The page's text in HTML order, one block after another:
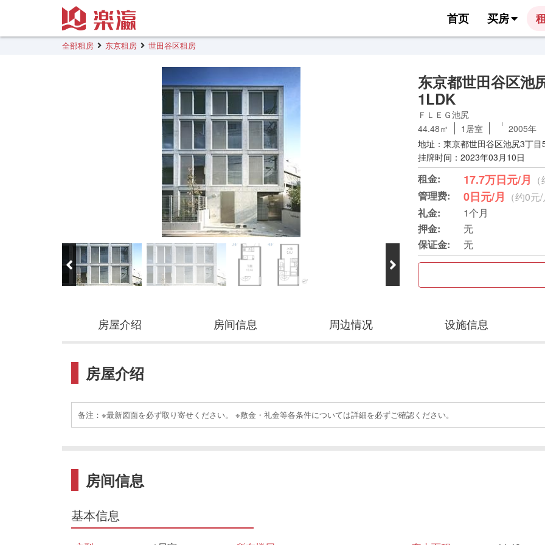
首页 买房
全部租房 东京租房 世田谷区租房
东京都世田谷区池
1LDK
ＦＬＥＧ池尻
44.48㎡
1居室
2005年
地址：東京都世田谷区池尻3丁目
挂牌时间：2023年03月10日
租金: 17.7万日元/月
管理费:
0日元/月 （约0
礼金:
1个月
押金:
无
保证金:
无
房屋介绍 房间信息 周边情况 设施信息
房屋介绍
备注：※最新図面を必ず取り寄せください。 ※敷金・礼金等各条件については詳細を必ずご確認ください。
房间信息
基本信息